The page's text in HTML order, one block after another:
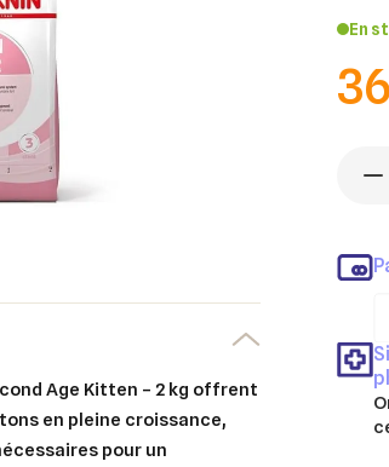
En
-
Age Kitten – 2 kg offrent
en pleine croissance,
pour un